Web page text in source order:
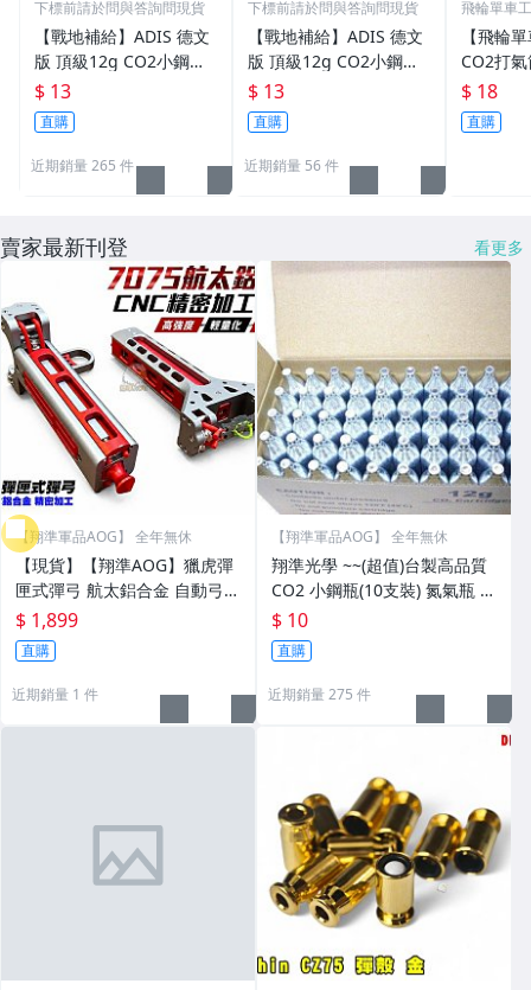
下標前請於問與答詢問現貨
【戰地補給】ADIS 德文
版 頂級12g CO2小鋼瓶
(品質穩定、壓力足、氣
體乾淨)
$ 13
直購
近期銷量 265 件
下標前請於問與答詢問現貨
【戰地補給】ADIS 德文
版 頂級12g CO2小鋼瓶
(品質穩定，壓力足，氣
體乾淨)
$ 13
直購
近期銷量 56 件
飛輪單車
【飛輪
CO2打
CO2氣
氣瓶 (有
00]
$ 18
直購
賣家最新刊登 看更多
【翔準軍品AOG】 全年無休
【現貨】【翔準AOG】獵虎彈
匣式彈弓 航太鋁合金 自動弓
磁吸式 運動休閒射擊
$ 1,899
直購
近期銷量 1 件
【翔準軍品AOG】 全年無休
翔準光學 ~~(超值)台製高品質
CO2 小鋼瓶(10支裝) 氮氣瓶 M
800 M700 M600 CO2槍)
$ 10
直購
近期銷量 275 件